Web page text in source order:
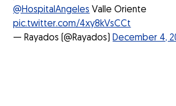
@HospitalAngeles Valle Oriente
pic.twitter.com/4xy8kVsCCt
— Rayados (@Rayados) December 4,